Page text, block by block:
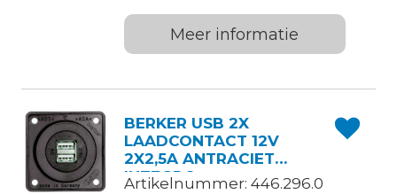
Meer informatie
BERKER USB 2X
LAADCONTACT 12V
2X2,5A ANTRACIET
INTEGRO
Artikelnummer: 446.296.0